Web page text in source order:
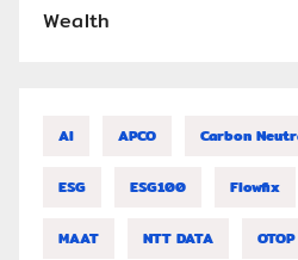
Wealth
AI APCO Carbon
ESG ESG100 Flowfix
MAAT NTT DATA OTOP